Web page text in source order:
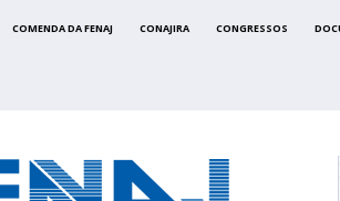
COMENDA DA FENAJ CONAJIRA CONGRESSOS